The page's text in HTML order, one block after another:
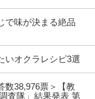
で味が決まる絶品
いオクラレシピ3選
数38,976票＞【教
査隊」結果発表 第